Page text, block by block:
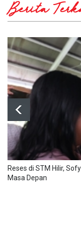
Berita
Reses di STM Hilir,
Masa Depan